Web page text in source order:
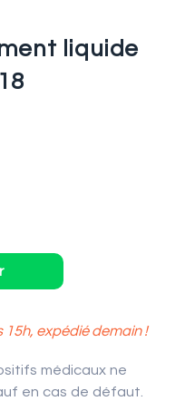
liquide
expédié demain !
médicaux ne
en cas de défaut.